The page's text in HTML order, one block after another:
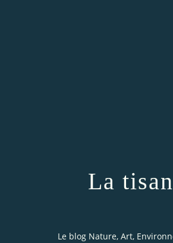
La
Le blog Nature, Art,